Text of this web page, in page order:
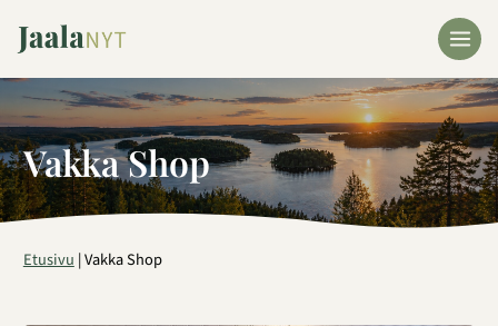
sisältöön
Vakka Shop
Etusivu|Vakka Shop